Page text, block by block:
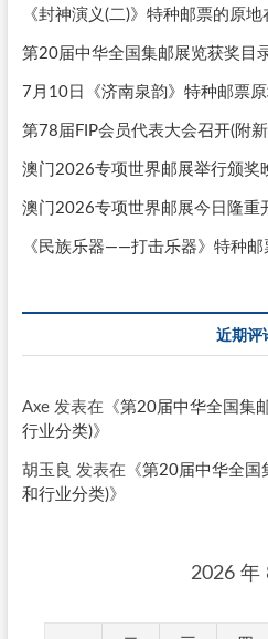
《封神演义(二)》特种邮票的原
第20届中华全国集邮展览获奖目
7月10日《济南泉韵》特种邮票
第78届FIP会员代表大会召开(附
澳门2026专项世界邮展举行颁奖
澳门2026专项世界邮展今日隆重
《民族乐器——打击乐器》特种
近期评
Axe发表在《第20届中华全国集
行业分类)》
胡玉良 发表在《第20届中华全国
和行业分类)》
2026 年